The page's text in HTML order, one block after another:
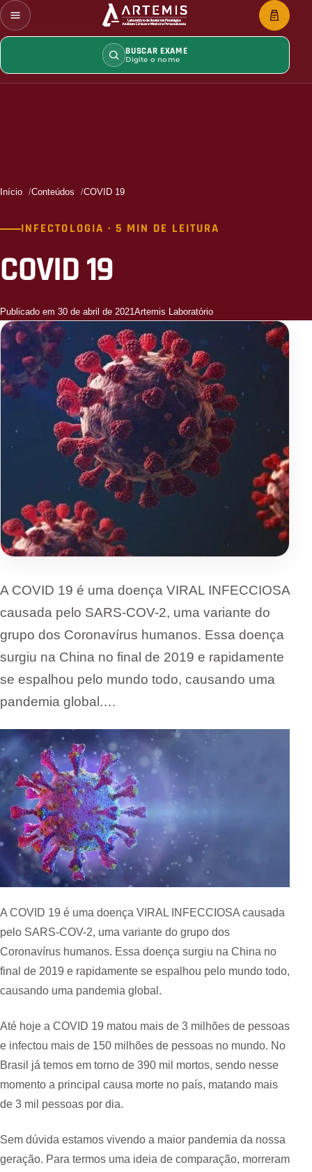
BUSCAR EXAME
Digite o nome
Início Conteúdos COVID 19
INFECTOLOGIA · 5 MIN DE LEITURA
COVID 19
Publicado em 30 de abril de 2021Artemis Laboratório
A COVID 19 é uma doença VIRAL INFECCIOSA
causada pelo SARS-COV-2, uma variante do
grupo dos Coronavírus humanos. Essa doença
surgiu na China no final de 2019 e rapidamente
se espalhou pelo mundo todo, causando uma
pandemia global.…
A COVID 19 é uma doença VIRAL INFECCIOSA causada
pelo SARS-COV-2, uma variante do grupo dos
Coronavírus humanos. Essa doença surgiu na China no
final de 2019 e rapidamente se espalhou pelo mundo todo,
causando uma pandemia global.
Até hoje a COVID 19 matou mais de 3 milhões de pessoas
e infectou mais de 150 milhões de pessoas no mundo. No
Brasil já temos em torno de 390 mil mortos, sendo nesse
momento a principal causa morte no país, matando mais
de 3 mil pessoas por dia.
Sem dúvida estamos vivendo a maior pandemia da nossa
geração. Para termos uma ideia de comparação, morreram